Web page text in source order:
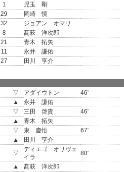
1
児玉 剛
29
岡崎 慎
32
ジョアン オマリ
8
髙萩 洋次郎
21
青木 拓矢
11
永井 謙佑
27 田川 亨介
▽
アダイウトン
46'
▲
永井 謙佑
▽
三田 啓貴
46'
▲
青木 拓矢
▽
東 慶悟
67'
▲
田川 亨介
▽
ディエゴ オリヴェ
イラ
80'
▲
髙萩 洋次郎